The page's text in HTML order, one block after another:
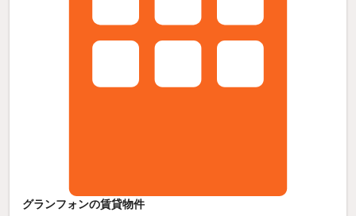
グランフォンの賃貸物件